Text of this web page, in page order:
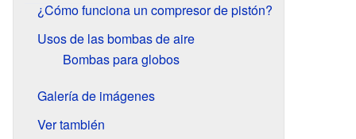
¿Cómo funciona un compresor de pistón?
Usos de las bombas de aire
Bombas para globos
Galería de imágenes
Ver también